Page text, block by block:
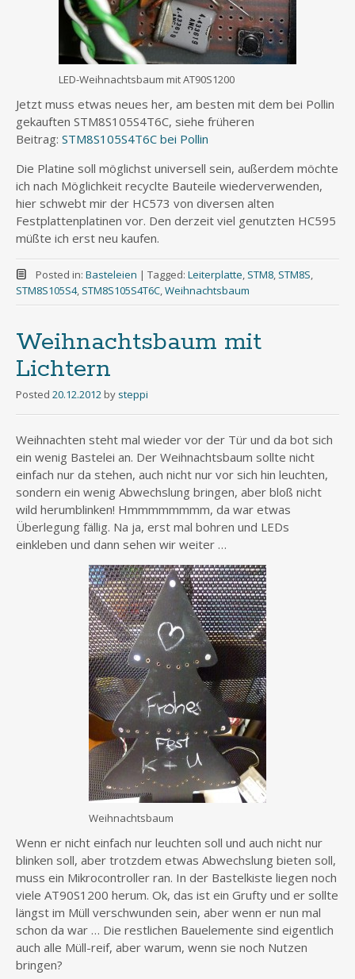
LED-Weihnachtsbaum mit AT90S1200
Jetzt muss etwas neues her, am besten mit dem bei Pollin
gekauften STM8S105S4T6C, siehe früheren
Beitrag: STM8S105S4T6C bei Pollin
Die Platine soll möglichst universell sein, außerdem möchte
ich nach Möglichkeit recyclte Bauteile wiederverwenden,
hier schwebt mir der HC573 von diversen alten
Festplattenplatinen vor. Den derzeit viel genutzten HC595
müßte ich erst neu kaufen.
Posted in: Basteleien | Tagged: Leiterplatte STM8, STM8S
STM8S105S4, STM8S105S4T6C Weihnachtsbaum
Weihnachtsbaum mit
Lichtern
Posted 20.12.2012 by steppi
Weihnachten steht mal wieder vor der Tür und da bot sich
ein wenig Bastelei an. Der Weihnachtsbaum sollte nicht
einfach nur da stehen, auch nicht nur vor sich hin leuchten,
sondern ein wenig Abwechslung bringen, aber bloß nicht
wild herumblinken! Hmmmmmmmm, da war etwas
Überlegung fällig. Na ja, erst mal bohren und LEDs
einkleben und dann sehen wir weiter …
Weihnachtsbaum
Wenn er nicht einfach nur leuchten soll und auch nicht nur
blinken soll, aber trotzdem etwas Abwechslung bieten soll,
muss ein Mikrocontroller ran. In der Bastelkiste liegen noch
viele AT90S1200 herum. Ok, das ist ein Grufty und er sollte
längst im Müll verschwunden sein, aber wenn er nun mal
schon da war … Die restlichen Bauelemente sind eigentlich
auch alle Müll-reif, aber warum, wenn sie noch Nutzen
bringen?